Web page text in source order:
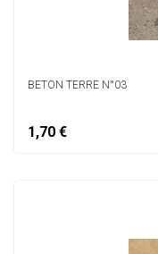
BETON TERRE N°03
1,70 €